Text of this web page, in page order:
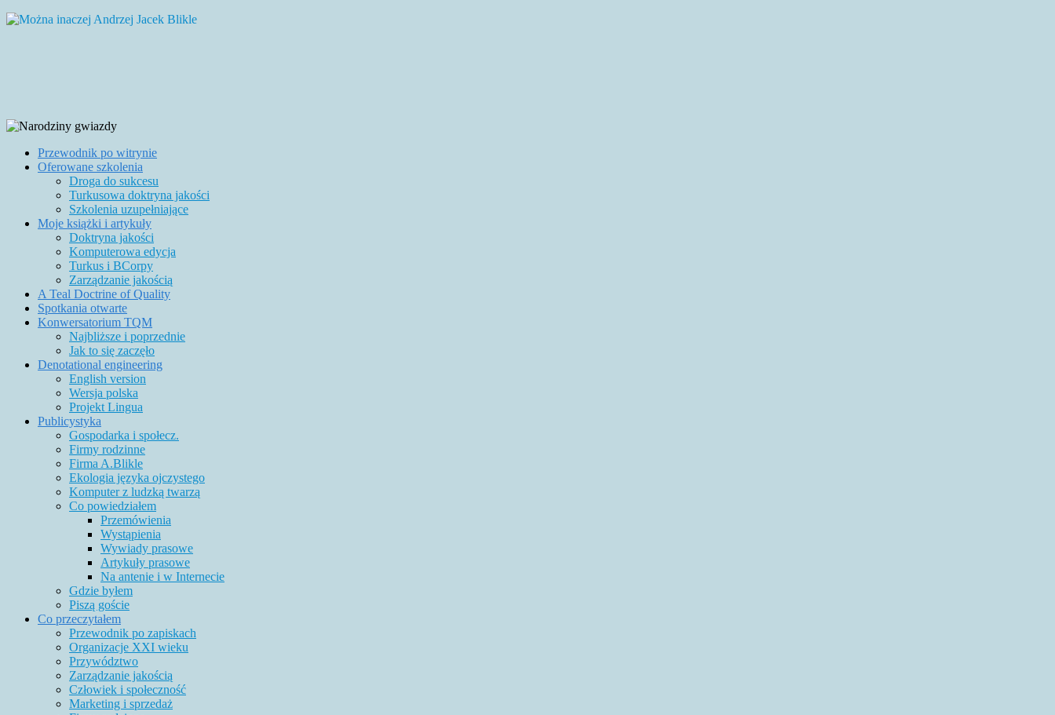
Przewodnik po witrynie
Oferowane szkolenia
Droga do sukcesu
Turkusowa doktryna jakości
Szkolenia uzupełniające
Moje książki i artykuły
Doktryna jakości
Komputerowa edycja
Turkus i BCorpy
Zarządzanie jakością
A Teal Doctrine of Quality
Spotkania otwarte
Konwersatorium TQM
Najbliższe i poprzednie
Jak to się zaczęło
Denotational engineering
English version
Wersja polska
Projekt Lingua
Publicystyka
Gospodarka i społecz.
Firmy rodzinne
Firma A.Blikle
Ekologia języka ojczystego
Komputer z ludzką twarzą
Co powiedziałem
Przemówienia
Wystąpienia
Wywiady prasowe
Artykuły prasowe
Na antenie i w Internecie
Gdzie byłem
Piszą goście
Co przeczytałem
Przewodnik po zapiskach
Organizacje XXI wieku
Przywództwo
Zarządzanie jakością
Człowiek i społeczność
Marketing i sprzedaż